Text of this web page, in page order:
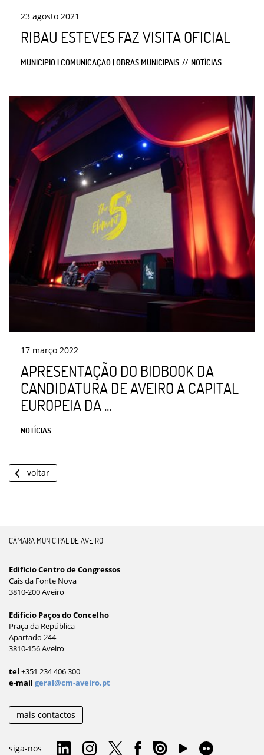
23 agosto 2021
RIBAU ESTEVES FAZ VISITA OFICIAL
MUNICIPIO | COMUNICAÇÃO | OBRAS MUNICIPAIS NOTÍCIAS
17 março 2022
APRESENTAÇÃO DO BIDBOOK DA
CANDIDATURA DE AVEIRO A CAPITAL
EUROPEIA DA ...
NOTÍCIAS
voltar
CÂMARA MUNICIPAL DE AVEIRO
Edifício Centro de Congressos
Cais da Fonte Nova
3810-200 Aveiro
Edifício Paços do Concelho
Praça da República
Apartado 244
3810-156 Aveiro
tel +351 234 406 300
e-mail geral@cm-aveiro.pt
mais contactos
siga-nos